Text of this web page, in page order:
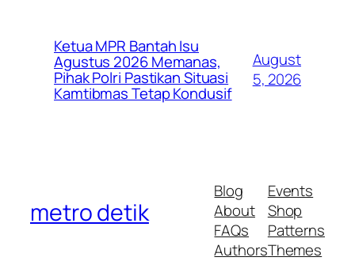
Ketua MPR Bantah Isu
Agustus 2026 Memanas,
Pihak Polri Pastikan Situasi
Kamtibmas Tetap Kondusif
August
5, 2026
metro detik
Blog
About
FAQs
Authors
Events
Shop
Patterns
Themes